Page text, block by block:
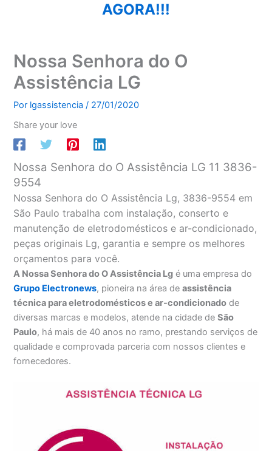
AGORA!!!
Nossa Senhora do O
Assistência LG
Por lgassistencia/ 27/01/2020
Share your love
Nossa Senhora do O Assistência LG 11 3836-
9554
Nossa Senhora do O Assistência Lg, 3836-9554 em
São Paulo trabalha com instalação, conserto e
manutenção de eletrodomésticos e ar-condicionado,
peças originais Lg, garantia e sempre os melhores
orçamentos para você.
A Nossa Senhora do O Assistência Lg é uma empresa do
Grupo Electronews, pioneira na área deassistência
técnica para eletrodomésticos e ar-condicionado de
diversas marcas e modelos, atende na cidade deSão
Paulo, há mais de 40 anos no ramo, prestando serviços de
qualidade e comprovada parceria com nossos clientes e
fornecedores.